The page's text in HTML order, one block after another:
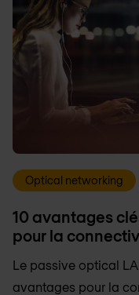
Optical networking
10 avantages
pour la
Le passive optical
avantages pour la